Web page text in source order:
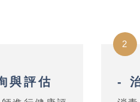
與評估
2
-